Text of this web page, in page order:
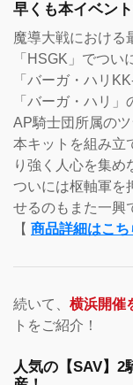
早くも本イベント
魔導大戦における
「HSGK」でつい
「バーガ・ハリ
「バーガ・ハリ
AP騎士団所属のツ
本キットを組み立
り強く人心を集め
ついには枢軸軍を
せるのもまた一興
【 商品詳細はこち
続いて、 横浜開催
トをご紹介！
人気の【SAV】2